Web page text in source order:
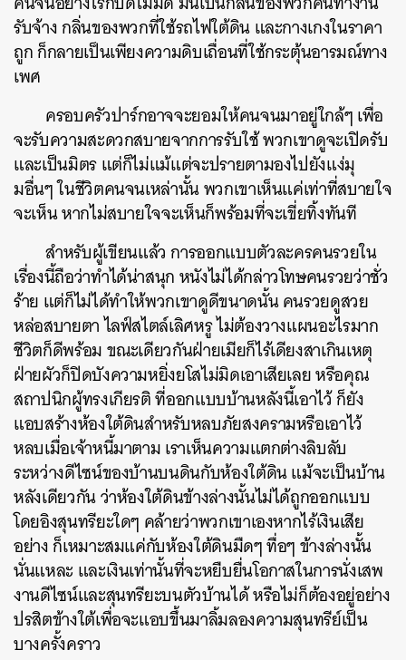
รับจ้าง กลิ่นของพวกที่ใช้รถไฟใต้ดิน และกางเกงในราคา
ถูก ก็กลายเป็นเพียงความดิบเถื่อนที่ใช้กระตุ้นอารมณ์ทาง
เพศ
ครอบครัวปาร์กอาจจะยอมให้คนจนมาอยู่ใกล้ๆ เพื่อ
จะรับความสะดวกสบายจากการรับใช้ พวกเขาดูจะเปิดรับ
และเป็นมิตร แต่ก็ไม่แม้แต่จะปรายตามองไปยังแง่มุ
มอื่นๆ ในชีวิตคนจนเหล่านั้น พวกเขาเห็นแค่เท่าที่สบายใจ
จะเห็น หากไม่สบายใจจะเห็นก็พร้อมที่จะเขี่ยทิ้งทันที
สำหรับผู้เขียนแล้ว การออกแบบตัวละครคนรวยใน
เรื่องนี้ถือว่าทำได้น่าสนุก หนังไม่ได้กล่าวโทษคนรวยว่าชั่ว
ร้าย แต่ก็ไม่ได้ทำให้พวกเขาดูดีขนาดนั้น คนรวยดูสวย
หล่อสบายตา ไลฟ์สไตล์เลิศหรู ไม่ต้องวางแผนอะไรมาก
ชีวิตก็ดีพร้อม ขณะเดียวกันฝ่ายเมียก็ไร้เดียงสาเกินเหตุ
ฝ่ายผัวก็ปิดบังความหยิ่งยโสไม่มิดเอาเสียเลย หรือคุณ
สถาปนิกผู้ทรงเกียรติ ที่ออกแบบบ้านหลังนี้เอาไว้ ก็ยัง
แอบสร้างห้องใต้ดินสำหรับหลบภัยสงครามหรือเอาไว้
หลบเมื่อเจ้าหนี้มาตาม เราเห็นความแตกต่างลิบลับ
ระหว่างดีไซน์ของบ้านบนดินกับห้องใต้ดิน แม้จะเป็นบ้าน
หลังเดียวกัน ว่าห้องใต้ดินข้างล่างนั้นไม่ได้ถูกออกแบบ
โดยอิงสุนทรียะใดๆ คล้ายว่าพวกเขาเองหากไร้เงินเสีย
อย่าง ก็เหมาะสมแค่กับห้องใต้ดินมืดๆ ทื่อๆ ข้างล่างนั้น
นั่นแหละ และเงินเท่านั้นที่จะหยืบยื่นโอกาสในการนั่งเสพ
งานดีไซน์และสุนทรียะบนตัวบ้านได้ หรือไม่ก็ต้องอยู่อย่าง
ปรสิตข้างใต้เพื่อจะแอบขึ้นมาลิ้มลองความสุนทรีย์เป็น
บางครั้งคราว